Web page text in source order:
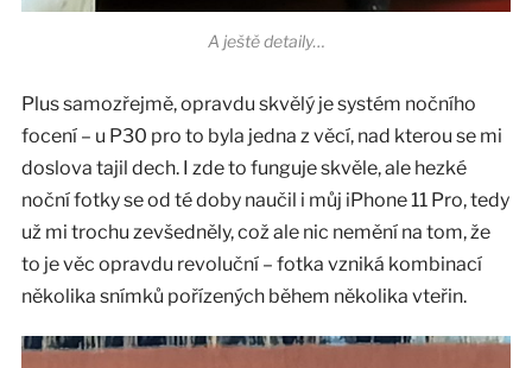
A ještě detaily…
Plus samozřejmě, opravdu skvělý je systém nočního
focení – u P30 pro to byla jedna z věcí, nad kterou se mi
doslova tajil dech. I zde to funguje skvěle, ale hezké
noční fotky se od té doby naučil i můj iPhone 11 Pro, tedy
už mi trochu zevšedněly, což ale nic nemění na tom, že
to je věc opravdu revoluční – fotka vzniká kombinací
několika snímků pořízených během několika vteřin.